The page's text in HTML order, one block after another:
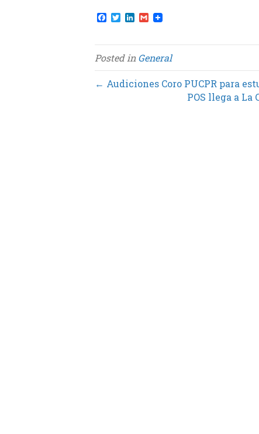
F
a
e
b
o
o
k
T
w
t
t
e
r
L
k
e
d
I
n
G
m
i
l
Posted inGeneral
← Audiciones Coro PUCPR para
POS llega a